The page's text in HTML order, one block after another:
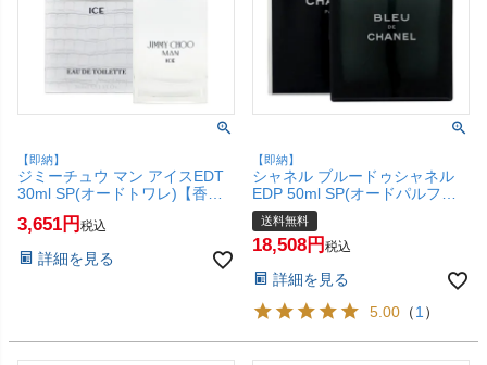
【即納】
ジミーチュウ マン アイスEDT
30ml SP(オードトワレ)【香
水】【SBT】 (6021732)
3,651 税込
詳細を見る
【即納】
シャネル ブルードゥシャネル
EDP 50ml SP(オードパルファ
ム)【香水】【宅配便送料無
料】 (6020516)
送料無料
18,508 税込
詳細を見る
5.00 （1）